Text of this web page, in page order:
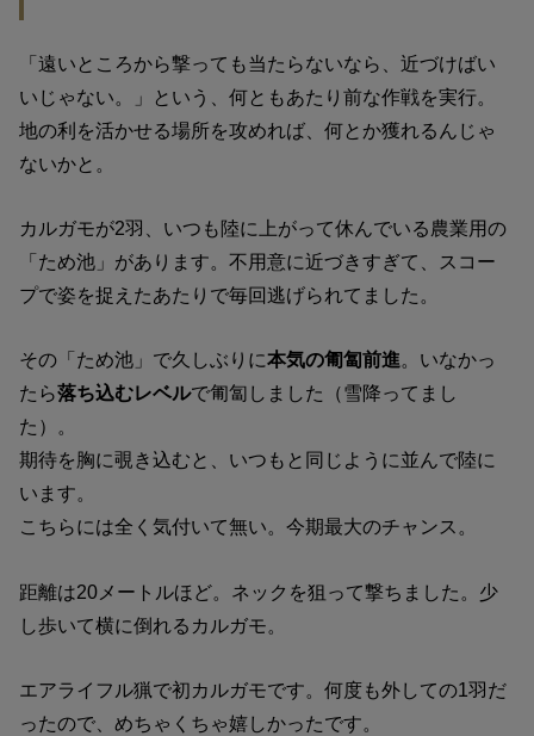
「遠いところから撃っても当たらないなら、近づけばい
いじゃない。」という、何ともあたり前な作戦を実行。
地の利を活かせる場所を攻めれば、何とか獲れるんじゃ
ないかと。
カルガモが2羽、いつも陸に上がって休んでいる農業用の
「ため池」があります。不用意に近づきすぎて、スコー
プで姿を捉えたあたりで毎回逃げられてました。
その「ため池」で久しぶりに本気の匍匐前進。いなかっ
たら落ち込むレベルで匍匐しました（雪降ってまし
た）。
期待を胸に覗き込むと、いつもと同じように並んで陸に
います。
こちらには全く気付いて無い。今期最大のチャンス。
距離は20メートルほど。ネックを狙って撃ちました。少
し歩いて横に倒れるカルガモ。
エアライフル猟で初カルガモです。何度も外しての1羽だ
ったので、めちゃくちゃ嬉しかったです。